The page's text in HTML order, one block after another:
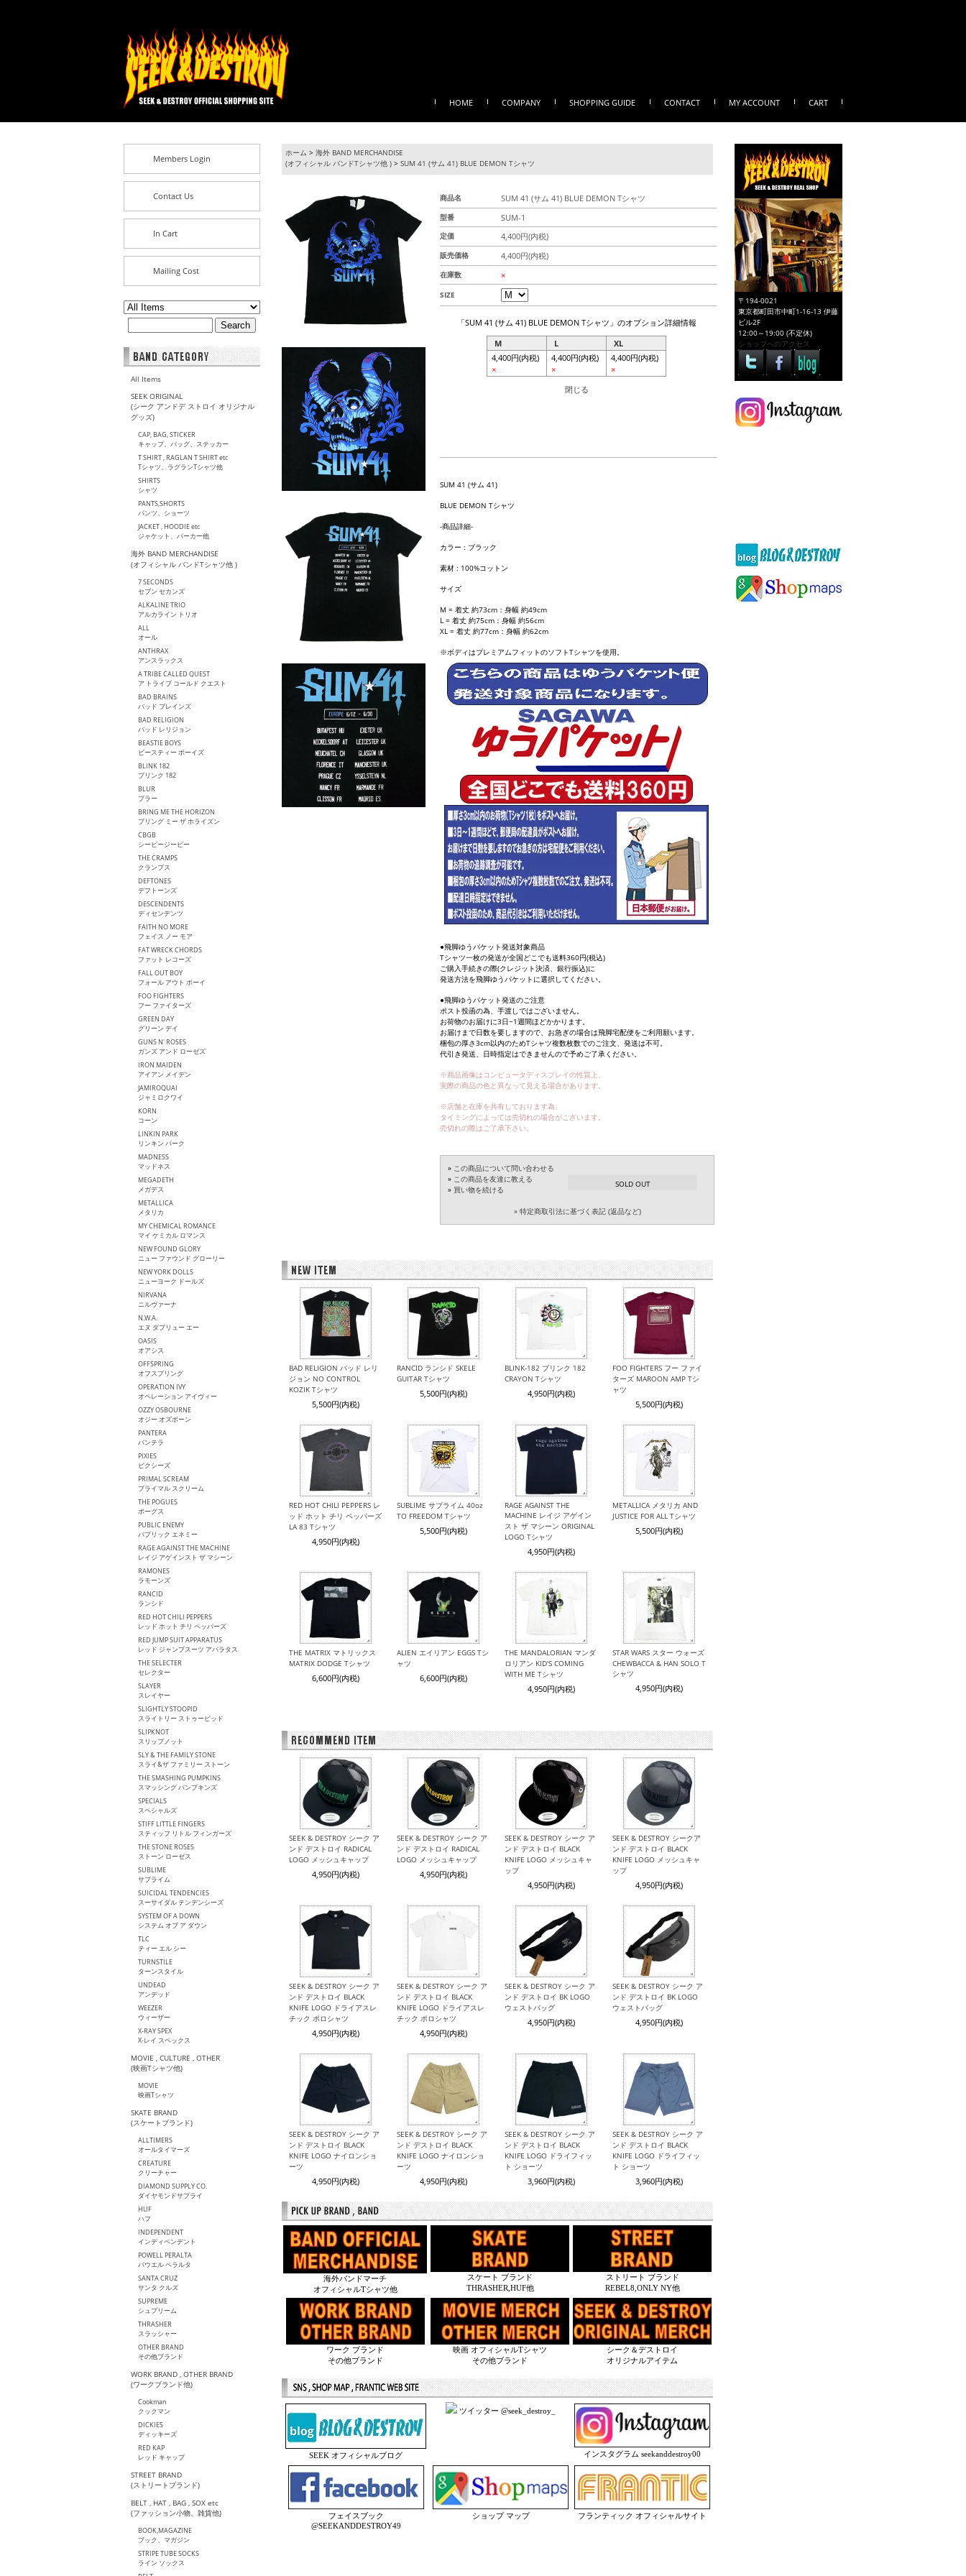
HOME COMPANY SHOPPING GUIDE CONTACT MY ACCOUNT CART
Members Login
Contact Us
In Cart
Mailing Cost
All Items
SEEK ORIGINAL
(シーク アンドデ ストロイ オリジナル
グッズ)
CAP, BAG, STICKER
キャップ、バッグ、ステッカー
T SHIRT , RAGLAN T SHIRT etc
Tシャツ、ラグランTシャツ他
SHIRTS
シャツ
PANTS,SHORTS
パンツ、ショーツ
JACKET , HOODIE etc
ジャケット、パーカー他
海外 BAND MERCHANDISE
(オフィシャル バンドTシャツ他 )
7 SECONDS
セブン セカンズ
ALKALINE TRIO
アルカライン トリオ
ALL
オール
ANTHRAX
アンスラックス
A TRIBE CALLED QUEST
ア トライブ コールド クエスト
BAD BRAINS
バッド ブレインズ
BAD RELIGION
バッド レリジョン
BEASTIE BOYS
ビースティー ボーイズ
BLINK 182
ブリンク 182
BLUR
ブラー
BRING ME THE HORIZON
ブリング ミー ザ ホライズン
CBGB
シービージービー
THE CRAMPS
クランプス
DEFTONES
デフトーンズ
DESCENDENTS
ディセンデンツ
FAITH NO MORE
フェイス ノー モア
FAT WRECK CHORDS
ファット レコーズ
FALL OUT BOY
フォール アウト ボーイ
FOO FIGHTERS
フー ファイターズ
GREEN DAY
グリーン デイ
GUNS N' ROSES
ガンズ アンド ローゼズ
IRON MAIDEN
アイアン メイデン
JAMIROQUAI
ジャミロクワイ
KORN
コーン
LINKIN PARK
リンキン パーク
MADNESS
マッドネス
MEGADETH
メガデス
METALLICA
メタリカ
MY CHEMICAL ROMANCE
マイ ケミカル ロマンス
NEW FOUND GLORY
ニュー ファウンド グローリー
NEW YORK DOLLS
ニューヨーク ドールズ
NIRVANA
ニルヴァーナ
N.W.A.
エヌ ダブリュー エー
OASIS
オアシス
OFFSPRING
オフスプリング
OPERATION IVY
オペレーション アイヴィー
OZZY OSBOURNE
オジー オズボーン
PANTERA
パンテラ
PIXIES
ピクシーズ
PRIMAL SCREAM
プライマル スクリーム
THE POGUES
ポーグス
PUBLIC ENEMY
パプリック エネミー
RAGE AGAINST THE MACHINE
レイジ アゲインスト ザ マシーン
RAMONES
ラモーンズ
RANCID
ランシド
RED HOT CHILI PEPPERS
レッド ホット チリ ペッパーズ
RED JUMP SUIT APPARATUS
レッド ジャンプスーツ アパラタス
THE SELECTER
セレクター
SLAYER
スレイヤー
SLIGHTLY STOOPID
スライトリー ストゥーピッド
SLIPKNOT
スリップノット
SLY & THE FAMILY STONE
スライ&ザ ファミリー ストーン
THE SMASHING PUMPKINS
スマッシング パンプキンズ
SPECIALS
スペシャルズ
STIFF LITTLE FINGERS
スティッフ リトル フィンガーズ
THE STONE ROSES
ストーン ローゼス
SUBLIME
サブライム
SUICIDAL TENDENCIES
スーサイダル テンデンシーズ
SYSTEM OF A DOWN
システム オブ ア ダウン
TLC
ティー エル シー
TURNSTILE
ターンスタイル
UNDEAD
アンデッド
WEEZER
ウィーザー
X-RAY SPEX
X-レイ スペックス
MOVIE , CULTURE , OTHER
(映画Tシャツ他)
MOVIE
映画Tシャツ
SKATE BRAND
(スケートブランド)
ALLTIMERS
オールタイマーズ
CREATURE
クリーチャー
DIAMOND SUPPLY CO.
ダイヤモンドサプライ
HUF
ハフ
INDEPENDENT
インディペンデント
POWELL PERALTA
パウエル ペラルタ
SANTA CRUZ
サンタ クルズ
SUPREME
シュプリーム
THRASHER
スラッシャー
OTHER BRAND
その他ブランド
WORK BRAND , OTHER BRAND
(ワークブランド他)
Cookman
クックマン
DICKIES
ディッキーズ
RED KAP
レッド キャップ
STREET BRAND
(ストリートブランド)
BELT , HAT , BAG , SOX etc
(ファッション小物、雑貨他)
BOOK,MAGAZINE
ブック、マガジン
STRIPE TUBE SOCKS
ライン ソックス
ホーム > 海外 BAND MERCHANDISE
(オフィシャル バンドTシャツ他 ) > SUM 41 (サム 41) BLUE DEMON Tシャツ
商品名 SUM 41 (サム 41) BLUE DEMON Tシャツ
型番 SUM-1
定価 4,400円(内税)
販売価格 4,400円(内税)
在庫数 ×
SIZE
SUM 41 (サム 41)
BLUE DEMON Tシャツ
-商品詳細-
カラー : ブラック
素材 : 100%コットン
サイズ
M = 着丈 約73cm：身幅 約49cm
L = 着丈 約75cm：身幅 約56cm
XL = 着丈 約77cm：身幅 約62cm
※ボディはプレミアムフィットのソフトTシャツを使用。
●飛脚ゆうパケット発送対象商品
Tシャツ一枚の発送が全国どこでも送料360円(税込)
ご購入手続きの際(クレジット決済、銀行振込)に
発送方法を飛脚ゆうパケットに選択してください。
●飛脚ゆうパケット発送のご注意
ポスト投函の為、手渡しではございません。
お荷物のお届けに3日~1週間ほどかかります。
お届けまで日数を要しますので、お急ぎの場合は飛脚宅配便をご利用願います。
梱包の厚さ3cm以内のためTシャツ複数枚数でのご注文、発送は不可。
代引き発送、日時指定はできませんので予めご了承ください。
※商品画像はコンピュータディスプレイの性質上、
実際の商品の色と異なって見える場合があります。
※店舗と在庫を共有しております為、
タイミングによっては売切れの場合がございます。
売切れの際はご了承下さい。
» この商品について問い合わせる
» この商品を友達に教える
» 買い物を続ける
SOLD OUT
» 特定商取引法に基づく表記 (返品など)
BAD RELIGION バッド レリ
ジョン NO CONTROL
KOZIK Tシャツ
5,500円(内税)
RANCID ランシド SKELE
GUITAR Tシャツ
5,500円(内税)
BLINK-182 ブリンク 182
CRAYON Tシャツ
4,950円(内税)
FOO FIGHTERS フー ファイ
ターズ MAROON AMP Tシ
ャツ
5,500円(内税)
RED HOT CHILI PEPPERS レ
ッド ホット チリ ペッパーズ
LA 83 Tシャツ
4,950円(内税)
SUBLIME サブライム 40oz
TO FREEDOM Tシャツ
5,500円(内税)
RAGE AGAINST THE
MACHINE レイジ アゲイン
スト ザ マシーン ORIGINAL
LOGO Tシャツ
4,950円(内税)
METALLICA メタリカ AND
JUSTICE FOR ALL Tシャツ
5,500円(内税)
THE MATRIX マトリックス
MATRIX DODGE Tシャツ
6,600円(内税)
ALIEN エイリアン EGGS Tシ
ャツ
6,600円(内税)
THE MANDALORIAN マンダ
ロリアン KID'S COMING
WITH ME Tシャツ
4,950円(内税)
STAR WARS スター ウォーズ
CHEWBACCA & HAN SOLO T
シャツ
4,950円(内税)
SEEK & DESTROY シーク ア
ンド デストロイ RADICAL
LOGO メッシュキャップ
4,950円(内税)
SEEK & DESTROY シーク ア
ンド デストロイ RADICAL
LOGO メッシュキャップ
4,950円(内税)
SEEK & DESTROY シーク ア
ンド デストロイ BLACK
KNIFE LOGO メッシュキャ
ップ
4,950円(内税)
SEEK & DESTROY シークア
ンド デストロイ BLACK
KNIFE LOGO メッシュキャ
ップ
4,950円(内税)
SEEK & DESTROY シーク ア
ンド デストロイ BLACK
KNIFE LOGO ドライアスレ
チック ポロシャツ
4,950円(内税)
SEEK & DESTROY シーク ア
ンド デストロイ BLACK
KNIFE LOGO ドライアスレ
チック ポロシャツ
4,950円(内税)
SEEK & DESTROY シーク ア
ンド デストロイ BK LOGO
ウェストバッグ
4,950円(内税)
SEEK & DESTROY シーク ア
ンド デストロイ BK LOGO
ウェストバッグ
4,950円(内税)
SEEK & DESTROY シーク ア
ンド デストロイ BLACK
KNIFE LOGO ナイロンショ
ーツ
4,950円(内税)
SEEK & DESTROY シーク ア
ンド デストロイ BLACK
KNIFE LOGO ナイロンショ
ーツ
4,950円(内税)
SEEK & DESTROY シーク ア
ンド デストロイ BLACK
KNIFE LOGO ドライフィッ
ト ショーツ
3,960円(内税)
SEEK & DESTROY シーク ア
ンド デストロイ BLACK
KNIFE LOGO ドライフィッ
ト ショーツ
3,960円(内税)
海外バンドマーチ
オフィシャルTシャツ他
スケート ブランド
THRASHER,HUF他
ストリート ブランド
REBEL8,ONLY NY他
ワーク ブランド
その他ブランド
映画 オフィシャルTシャツ
その他ブランド
シーク＆デストロイ
オリジナルアイテム
SEEK オフィシャルブログ
ツイッター @seek_destroy_
インスタグラム seekanddestroy00
フェイスブック
@SEEKANDDESTROY49
ショップ マップ フランティック オフィシャルサイト
〒194-0021
東京都町田市中町1-16-13 伊藤
ビル2F
12:00～19:00 (不定休)
ショップへのアクセス